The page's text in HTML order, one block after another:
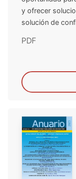
y ofrecer
solución de
PDF